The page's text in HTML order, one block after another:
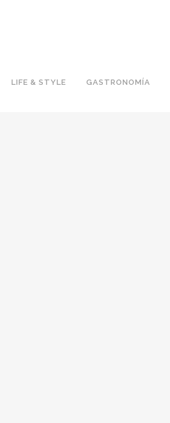
LIFE & STYLE GASTRONOMÍA